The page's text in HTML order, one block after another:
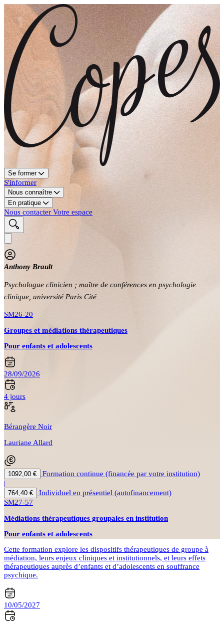
Se former
S'informer
Nous connaître
En pratique
Nous contacter Votre espace
Anthony Brault
Psychologue clinicien ; maître de conférences en psychologie
clinique, université Paris Cité
SM26-20
Groupes et médiations thérapeutiques
Pour enfants et adolescents
28/09/2026
4 jours
Bérangère Noir
Lauriane Allard
1092,00 €
Formation continue (financée par votre institution)
|
764,40 €
Individuel en présentiel (autofinancement)
SM27-57
Médiations thérapeutiques groupales en institution
Pour enfants et adolescents
Cette formation explore les dispositifs thérapeutiques de groupe à
médiation, leurs enjeux cliniques et institutionnels, et leurs effets
thérapeutiques auprès d’enfants et d’adolescents en souffrance
psychique.
10/05/2027